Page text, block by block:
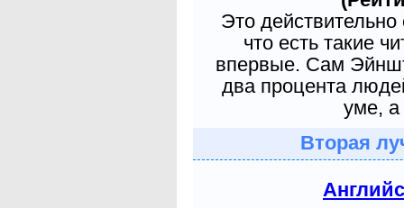
Это
что есть такие
впервые. Сам
два процента
уме, а
Вторая